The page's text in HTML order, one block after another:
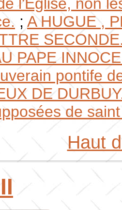
l'Église, non
; A HUGUE ,
PAPE
pontife
DE
de
Haut